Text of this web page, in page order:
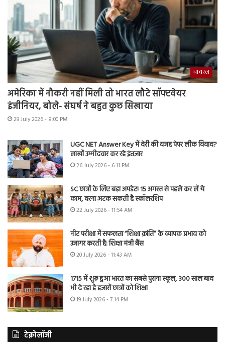
वायरल
अमेरिका में नौकरी नहीं मिली तो भारत लौटे सॉफ्टवेयर
इंजीनियर, बोले- संघर्ष ने बहुत कुछ सिखाया
29 July 2026 - 8:00 PM
UGC NET Answer Key में देरी की वजह पेपर लीक विवाद?
लाखों उम्मीदवार कर रहे इंतजार
26 July 2026 - 6:11 PM
SC छात्रों के लिए बड़ा अपडेट! 15 अगस्त से पहले कर लें ये
काम, वरना अटक सकती है स्कॉलरशिप
22 July 2026 - 11:54 AM
नीट परीक्षा में सफलता “शिक्षा क्रांति” के व्यापक प्रभाव को
उजागर करती है: शिक्षा मंत्री बैंस
20 July 2026 - 11:43 AM
1715 में शुरू हुआ भारत का सबसे पुराना स्कूल, 300 साल बाद
भी दे रहा है हजारों छात्रों को शिक्षा
19 July 2026 - 7:14 PM
टेक्नोलॉजी